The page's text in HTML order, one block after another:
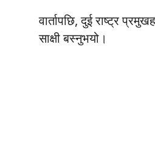
वार्तापछि, दुई राष्ट्र
साक्षी बस्नुभयो।